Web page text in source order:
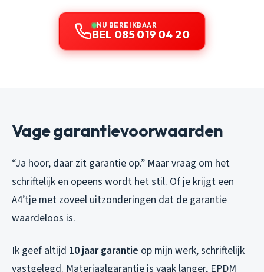
NU BEREIKBAAR
BEL 085 019 04 20
Vage garantievoorwaarden
“Ja hoor, daar zit garantie op.” Maar vraag om het
schriftelijk en opeens wordt het stil. Of je krijgt een
A4’tje met zoveel uitzonderingen dat de garantie
waardeloos is.
Ik geef altijd 10 jaar garantie op mijn werk, schriftelijk
vastgelegd. Materiaalgarantie is vaak langer, EPDM